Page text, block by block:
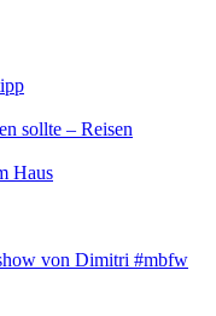
sollte – Reisen
Haus
von Dimitri #mbfw